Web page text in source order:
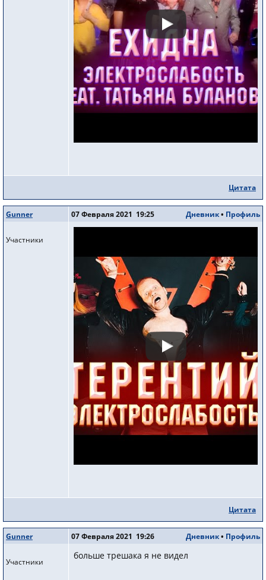
Цитата
Gunner
Участники
Дневник• Профиль
07 Февраля 2021 19:25
Цитата
Gunner
Участники
Дневник• Профиль
07 Февраля 2021 19:26
больше трешака я не видел